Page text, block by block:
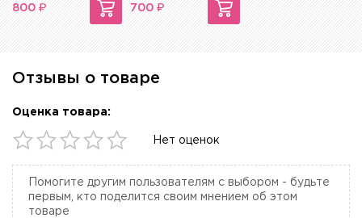
800 ₽ 700 ₽
Отзывы о товаре
Оценка товара:
Нет оценок
Помогите другим пользователям с выбором - будьте
первым, кто поделится своим мнением об этом
товаре